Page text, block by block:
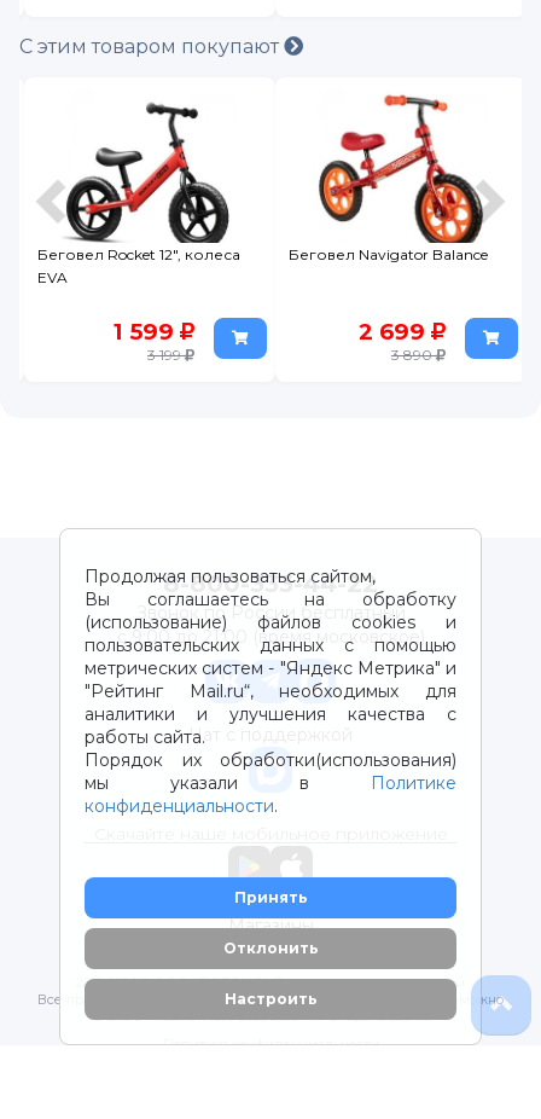
С этим товаром покупают
Беговел Rocket 12", колеса
EVA
1 599
3 199
Беговел Navigator Balance
2 699
3 890
Продолжая пользоваться сайтом,
Вы соглашаетесь на обработку
(использование) файлов cookies и
пользовательских данных с помощью
метрических систем - "Яндекс Метрика" и
"Рейтинг Mail.ru“, необходимых для
аналитики и улучшения качества с
работы сайта.
Порядок их обработки(использования)
мы указали в
Политике
конфиденциальности.
Принять
Отклонить
Настроить
8-800-333-44-22
Звонок по России бесплатный
с 9:00 до 21:00 (время московское)
Чат с поддержкой
Магазины
2012-2026 © ООО "ВОТОНЯ". Детские товары с доставкой
Все права защищены. Любое использование материалов возможно
только с письменного разрешения владельцев сайта.
Политика конфиденциальности